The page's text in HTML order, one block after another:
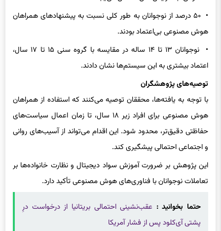
هوش مصنوعی بی‌اعتماد بودند.
اعتماد بیشتری به این سیستم‌ها نشان دادند.
توصیه‌های پژوهشگران
با توجه به یافته‌ها، محققان توصیه می‌کنند که استفاده از همراهان
هوش مصنوعی برای افراد زیر ۱۸ سال، تا زمان اعمال سیاست‌های
حفاظتی دقیق‌تر، محدود شود. این اقدام می‌تواند از آسیب‌های روانی
و اجتماعی احتمالی پیشگیری کند.
این پژوهش بر ضرورت آموزش سواد دیجیتال و نظارت خانواده‌ها بر
تعاملات نوجوانان با فناوری‌های هوش مصنوعی تأکید دارد.
پشتی آی‌کلود پس از فشار آمریکا